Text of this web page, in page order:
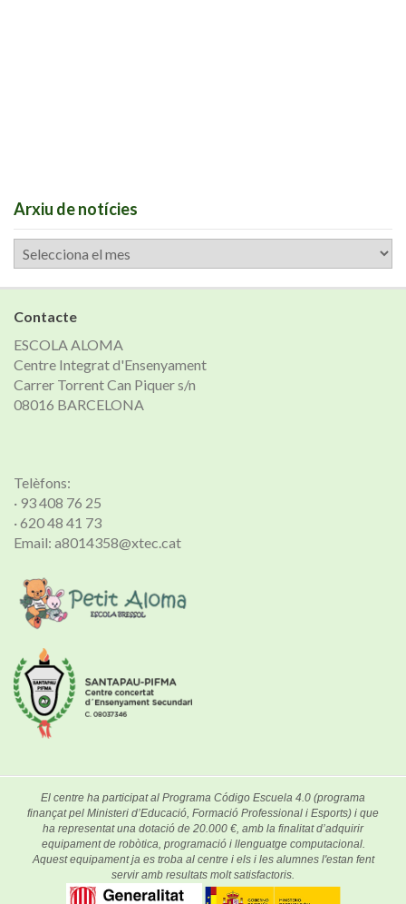
Arxiu de notícies
Arxiu
de
notícies
Contacte
ESCOLA ALOMA
Centre Integrat d'Ensenyament
Carrer Torrent Can Piquer s/n
08016 BARCELONA
Telèfons:
· 93 408 76 25
· 620 48 41 73
Email: a8014358@xtec.cat
El centre ha participat al Programa Código Escuela 4.0 (programa
finançat pel Ministeri d’Educació, Formació Professional i Esports) i que
ha representat una dotació de 20.000 €, amb la finalitat d’adquirir
equipament de robòtica, programació i llenguatge computacional.
Aquest equipament ja es troba al centre i els i les alumnes l'estan fent
servir amb resultats molt satisfactoris.